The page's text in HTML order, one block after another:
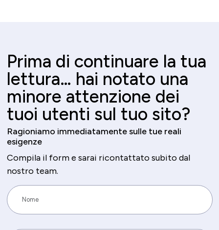
Prima di continuare la tua
lettura… hai notato una
minore attenzione dei
tuoi utenti sul tuo sito?
Ragioniamo immediatamente sulle tue reali
esigenze
Compila il form e sarai ricontattato subito dal
nostro team.